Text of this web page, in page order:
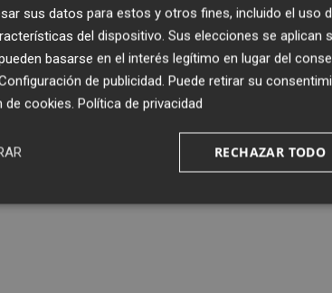
sus datos para estos y otros fines, incluido el uso
del dispositivo. Sus elecciones se aplican
basarse en el interés legítimo en lugar del
de publicidad. Puede retirar su
de cookies. Política de privacidad
RECHAZAR TODO